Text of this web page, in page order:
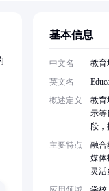
基本信息
中文名
教育
英文名
概述定义
教育
示等
段，
主要特点
融合
媒体
灵活